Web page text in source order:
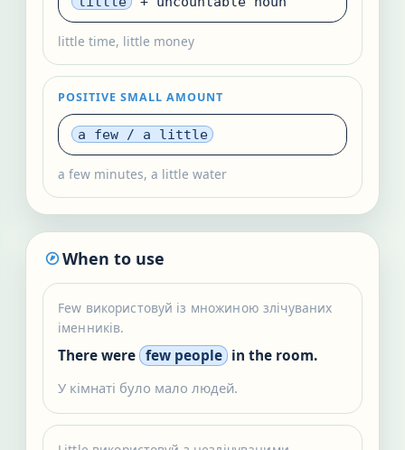
little time, little money
POSITIVE SMALL AMOUNT
a few / a little
a few minutes, a little water
When to use
Few використовуй із множиною злічуваних
іменників.
There were few people in the room.
У кімнаті було мало людей.